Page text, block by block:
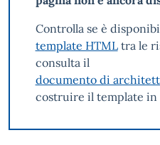
Controlla se è
template HTMLtra le
consulta il
documento di
costruire il template in